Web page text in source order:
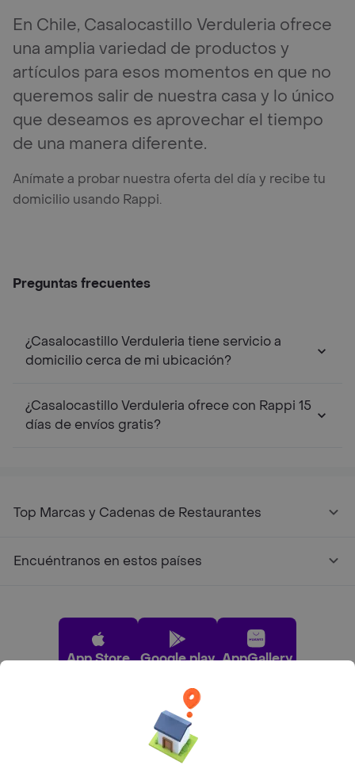
En Chile, Casalocastillo Verduleria ofrece
una amplia variedad de productos y
artículos para esos momentos en que no
queremos salir de nuestra casa y lo único
que deseamos es aprovechar el tiempo
de una manera diferente.
Anímate a probar nuestra oferta del día y recibe tu
domicilio usando Rappi.
Preguntas frecuentes
¿Casalocastillo Verduleria tiene servicio a
domicilio cerca de mi ubicación?
¿Casalocastillo Verduleria ofrece con Rappi 15
días de envíos gratis?
Top Marcas y Cadenas de Restaurantes
Encuéntranos en estos países
App Store Google play AppGallery
Pide tu comida favorita cerca de ti